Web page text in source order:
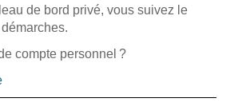
de bord privé, vous suivez le
compte personnel ?